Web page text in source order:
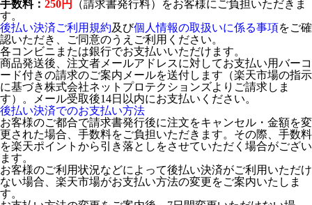
手数料： 250円
（請求書発行料）をお客様にご負担いただきま
す。
後払い決済ご利用規約及び個人情報の取扱いに係る事項をご確
認いただき、ご同意のうえご利用ください。
各コンビニまたは銀行でお支払いいただけます。
商品発送後、注文者メールアドレスに対してお支払い用バーコ
ード付きの請求のご案内メールを送付します（楽天市場の指示
に基づき株式会社ネットプロテクションズよりご請求しま
す）。メール受取後14日以内にお支払いください。
後払い決済でのお支払い方法
お客様のご都合で請求書発行後に注文をキャンセル・金額を変
更された場合、手数料をご負担いただきます。その際、手数料
を楽天ポイントから引き落としをさせていただく場合がござい
ます。
お客様のご利用状況などによって後払い決済がご利用いただけ
ない場合、楽天市場がお支払い方法の変更をご案内いたしま
す。